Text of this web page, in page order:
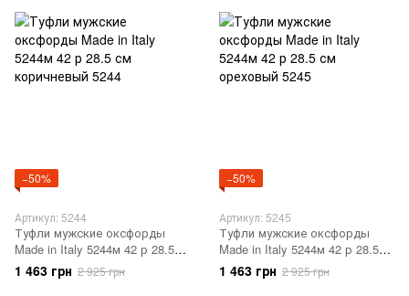
−50%
Артикул: 5244
Туфли мужские оксфорды
Made in Italy 5244м 42 р 28.5
см коричневый 5244
1 463 грн 2 925 грн
−50%
Артикул: 5245
Туфли мужские оксфорды
Made in Italy 5244м 42 р 28.5
см ореховый 5245
1 463 грн 2 925 грн